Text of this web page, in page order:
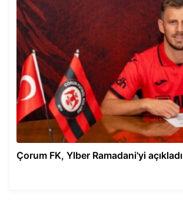
Çorum FK, Ylber Ramadani'yi açıkladı